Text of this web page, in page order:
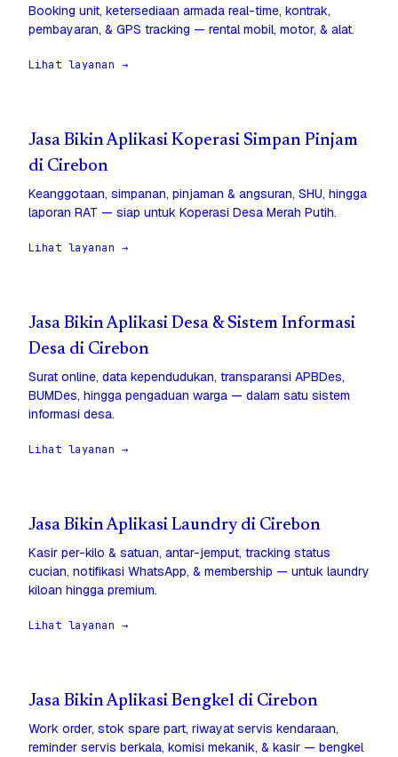
Booking unit, ketersediaan armada real-time, kontrak,
pembayaran, & GPS tracking — rental mobil, motor, & alat.
Lihat layanan →
Jasa Bikin Aplikasi Koperasi Simpan Pinjam
di Cirebon
Keanggotaan, simpanan, pinjaman & angsuran, SHU, hingga
laporan RAT — siap untuk Koperasi Desa Merah Putih.
Lihat layanan →
Jasa Bikin Aplikasi Desa & Sistem Informasi
Desa di Cirebon
Surat online, data kependudukan, transparansi APBDes,
BUMDes, hingga pengaduan warga — dalam satu sistem
informasi desa.
Lihat layanan →
Jasa Bikin Aplikasi Laundry di Cirebon
Kasir per-kilo & satuan, antar-jemput, tracking status
cucian, notifikasi WhatsApp, & membership — untuk laundry
kiloan hingga premium.
Lihat layanan →
Jasa Bikin Aplikasi Bengkel di Cirebon
Work order, stok spare part, riwayat servis kendaraan,
reminder servis berkala, komisi mekanik, & kasir — bengkel